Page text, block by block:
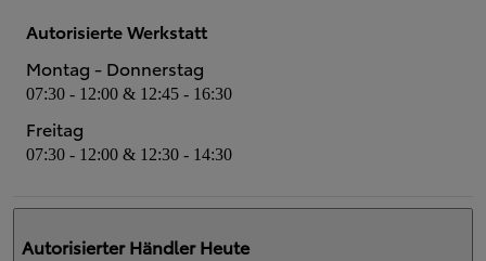
Autorisierte Werkstatt
Montag - Donnerstag
07:30 - 12:00 & 12:45 - 16:30
Freitag
07:30 - 12:00 & 12:30 - 14:30
Autorisierter Händler Heute